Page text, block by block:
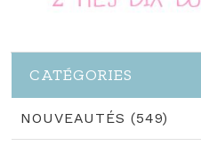
CATÉGORIES
NOUVEAUTÉS (549)